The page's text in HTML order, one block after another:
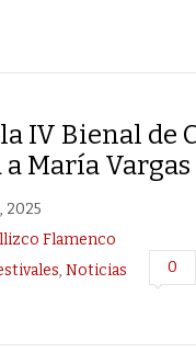
IV Bienal de
a María Vargas
2025
Flamenco
, Noticias 0